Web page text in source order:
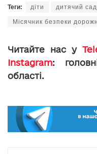
Теги: діти дитячий
Місячник безпеки
Читайте нас у
Instagram:
області.